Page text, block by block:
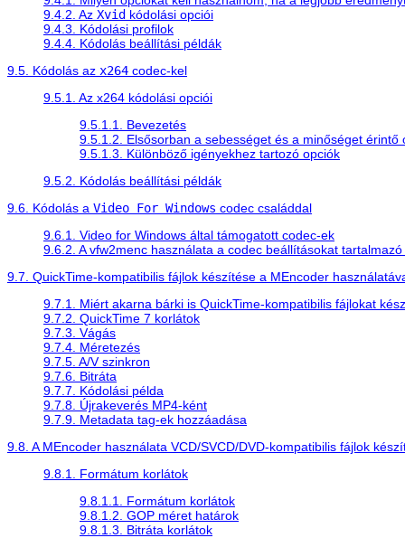
9.4.2. Az Xvid kódolási opciói
9.4.3. Kódolási profilok
9.4.4. Kódolás beállítási példák
9.5. Kódolás az x264 codec-kel
9.5.1. Az x264 kódolási opciói
9.5.1.1. Bevezetés
9.5.1.2. Elsősorban a sebességet és a minőséget érintő
9.5.1.3. Különböző igényekhez tartozó opciók
9.5.2. Kódolás beállítási példák
9.6. Kódolás a Video For Windows codec családdal
9.6.1. Video for Windows által támogatott codec-ek
9.6.2. A vfw2menc használata a codec beállításokat
9.7. QuickTime-kompatibilis fájlok készítése a MEncoder
9.7.1. Miért akarna bárki is QuickTime-kompatibilis fájlokat
9.7.2. QuickTime 7 korlátok
9.7.3. Vágás
9.7.4. Méretezés
9.7.5. A/V szinkron
9.7.6. Bitráta
9.7.7. Kódolási példa
9.7.8. Újrakeverés MP4-ként
9.7.9. Metadata tag-ek hozzáadása
9.8. A MEncoder használata VCD/SVCD/DVD-kompatibilis fájlok
9.8.1. Formátum korlátok
9.8.1.1. Formátum korlátok
9.8.1.2. GOP méret határok
9.8.1.3. Bitráta korlátok